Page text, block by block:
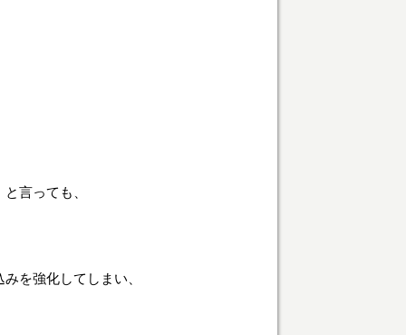
言っても、
を強化してしまい、